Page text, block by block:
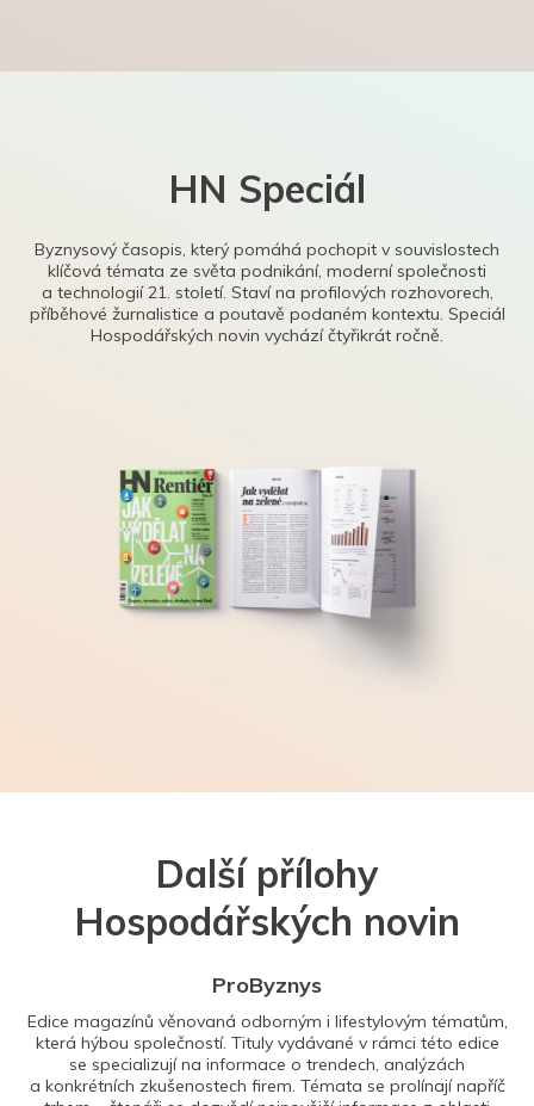
HN Speciál
Byznysový časopis, který pomáhá pochopit v souvislostech
klíčová témata ze světa podnikání, moderní společnosti
a technologií 21. století. Staví na profilových rozhovorech,
příběhové žurnalistice a poutavě podaném kontextu. Speciál
Hospodářských novin vychází čtyřikrát ročně.
Další přílohy
Hospodářských novin
ProByznys
Edice magazínů věnovaná odborným i lifestylovým tématům,
která hýbou společností. Tituly vydávané v rámci této edice
se specializují na informace o trendech, analýzách
a konkrétních zkušenostech firem. Témata se prolínají napříč